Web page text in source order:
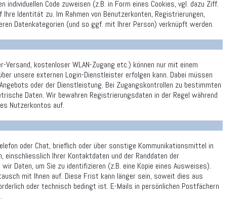
Code zuweisen (z.B. in Form eines Cookies, vgl. dazu Ziff.
Identität zu. Im Rahmen von Benutzerkonten, Registrierungen,
Datenkategorien (und so ggf. mit Ihrer Person) verknüpft werden.
kostenloser WLAN-Zugang etc.) können nur mit einem
unsere externen Login-Dienstleister erfolgen kann. Dabei müssen
oder der Dienstleistung. Bei Zugangskontrollen zu bestimmten
Daten. Wir bewahren Registrierungsdaten in der Regel während
Nutzerkontos auf.
oder Chat, brieflich oder über sonstige Kommunikationsmittel in
Ihrer Kontaktdaten und der Randdaten der
Daten, um Sie zu identifizieren (z.B. eine Kopie eines Ausweises).
mit Ihnen auf. Diese Frist kann länger sein, soweit dies aus
oder technisch bedingt ist. E-Mails in persönlichen Postfächern